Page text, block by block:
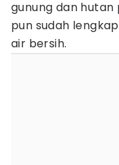
gunung dan hutan
pun sudah
air bersih.